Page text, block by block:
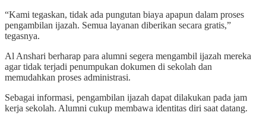
“Kami tegaskan, tidak ada pungutan biaya apapun dalam proses
pengambilan ijazah. Semua layanan diberikan secara gratis,”
tegasnya.
Al Anshari berharap para alumni segera mengambil ijazah mereka
agar tidak terjadi penumpukan dokumen di sekolah dan
memudahkan proses administrasi.
Sebagai informasi, pengambilan ijazah dapat dilakukan pada jam
kerja sekolah. Alumni cukup membawa identitas diri saat datang.